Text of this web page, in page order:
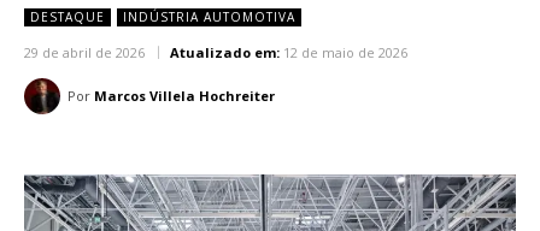
DESTAQUE INDÚSTRIA AUTOMOTIVA
29 de abril de 2026 Atualizado em: 12 de maio de 2026
Por Marcos Villela Hochreiter